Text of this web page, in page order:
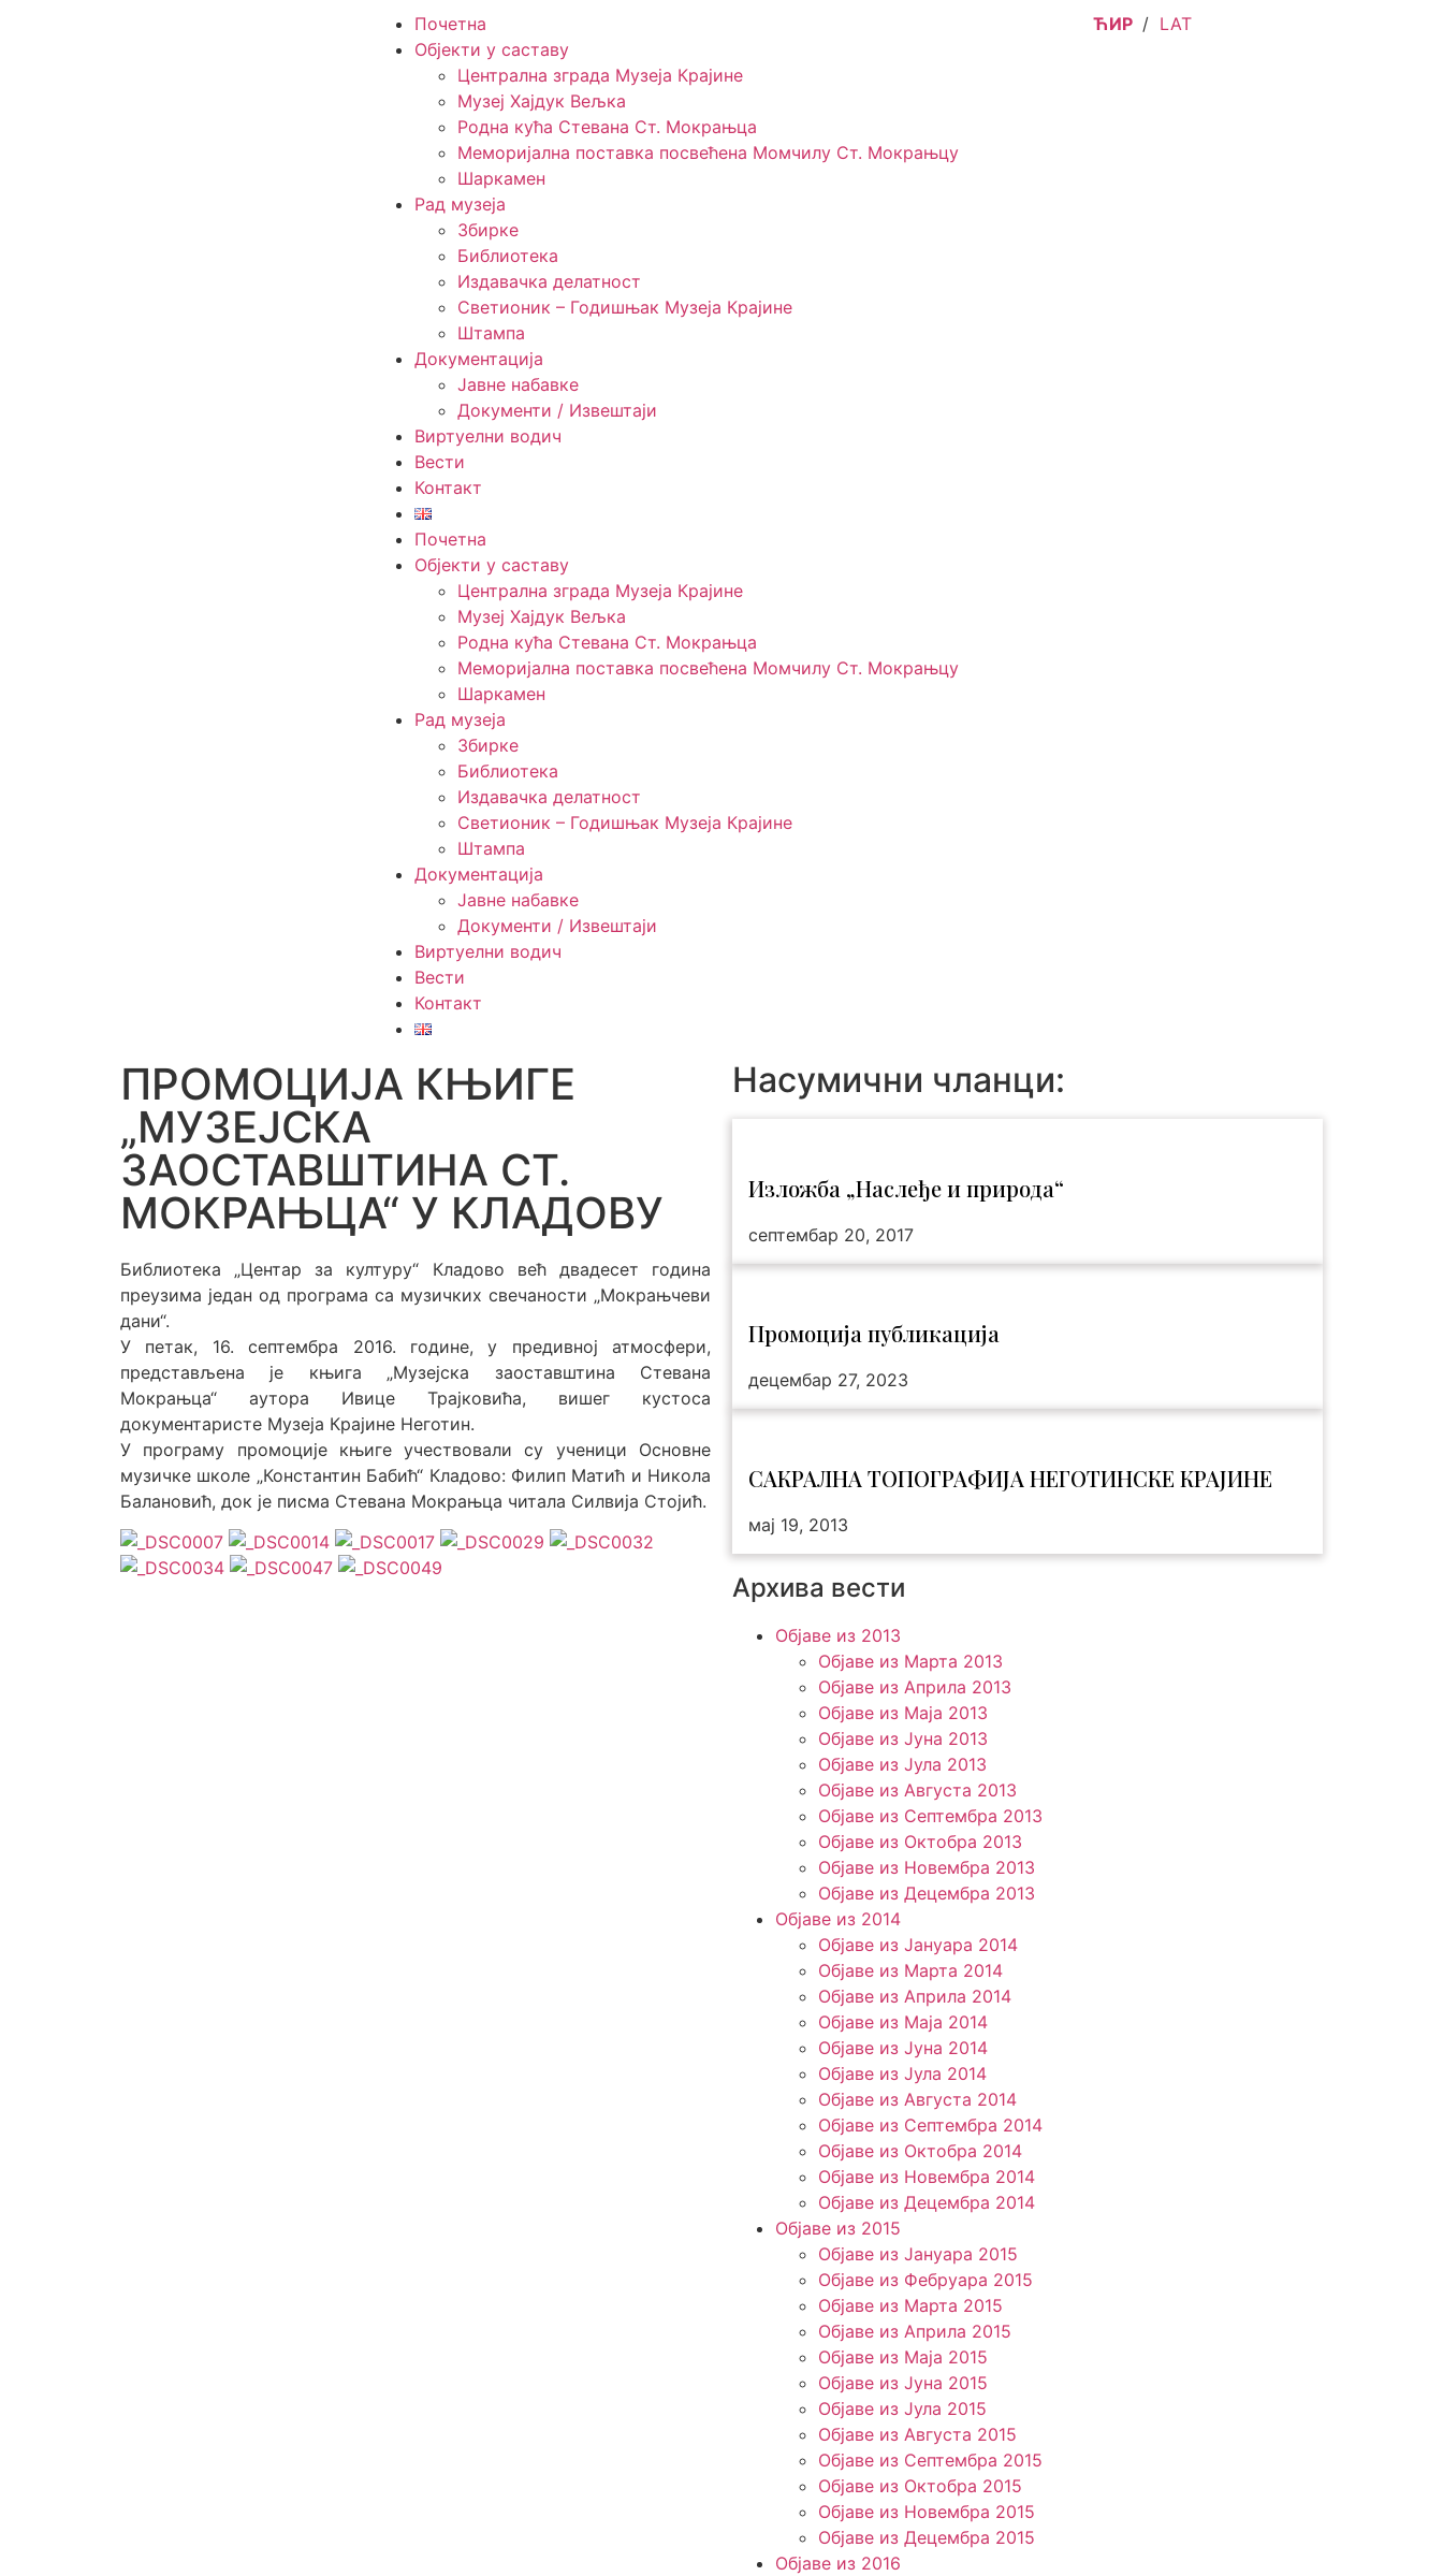
Почетна
Објекти у саставу
Централна зграда Музеја Крајине
Музеј Хајдук Вељка
Родна кућа Стевана Ст. Мокрањца
Меморијална поставка посвећена Момчилу Ст. Мокрањцу
Шаркамен
Рад музеја
Збирке
Библиотека
Издавачка делатност
Светионик – Годишњак Музеја Крајине
Штампа
Документација
Јавне набавке
Документи / Извештаји
Виртуелни водич
Вести
Контакт
Почетна
Објекти у саставу
Централна зграда Музеја Крајине
Музеј Хајдук Вељка
Родна кућа Стевана Ст. Мокрањца
Меморијална поставка посвећена Момчилу Ст. Мокрањцу
Шаркамен
Рад музеја
Збирке
Библиотека
Издавачка делатност
Светионик – Годишњак Музеја Крајине
Штампа
Документација
Јавне набавке
Документи / Извештаји
Виртуелни водич
Вести
Контакт
ЋИР / LAT
ПРОМОЦИЈА КЊИГЕ
„МУЗЕЈСКА
ЗАОСТАВШТИНА СТ.
МОКРАЊЦА“ У КЛАДОВУ
Библиотека „Центар за културу“ Кладово већ двадесет година
преузима један од програма са музичких свечаности „Мокрањчеви
дани“.
У петак, 16. септембра 2016. године, у предивној атмосфери,
представљена је књига „Музејска заоставштина Стевана
Мокрањца“ аутора Ивице Трајковића, вишег кустоса
документаристе Музеја Крајине Неготин.
У програму промоције књиге учествовали су ученици Основне
музичке школе „Константин Бабић“ Кладово: Филип Матић и Никола
Балановић, док је писма Стевана Мокрањца читала Силвија Стојић.
Насумични чланци:
Изложба „Наслеђе и природа“
септембар 20, 2017
Промоција публикација
децембар 27, 2023
САКРАЛНА ТОПОГРАФИЈА НЕГОТИНСКЕ КРАЈИНЕ
мај 19, 2013
Архива вести
Објаве из 2013
Објаве из Марта 2013
Објаве из Априла 2013
Објаве из Маја 2013
Објаве из Јунa 2013
Објаве из Јула 2013
Објаве из Августа 2013
Објаве из Септембра 2013
Објаве из Октобра 2013
Објаве из Новембра 2013
Објаве из Децембра 2013
Објаве из 2014
Објаве из Јануара 2014
Објаве из Марта 2014
Објаве из Априла 2014
Објаве из Маја 2014
Објаве из Јуна 2014
Објаве из Јула 2014
Објаве из Августа 2014
Објаве из Септембра 2014
Објаве из Октобра 2014
Објаве из Новембра 2014
Објаве из Децембра 2014
Објаве из 2015
Објаве из Јануара 2015
Објаве из Фебруара 2015
Објаве из Марта 2015
Објаве из Априла 2015
Објаве из Маја 2015
Објаве из Јуна 2015
Објаве из Јула 2015
Објаве из Августа 2015
Објаве из Септембра 2015
Објаве из Октобра 2015
Објаве из Новембра 2015
Објаве из Децембра 2015
Објаве из 2016